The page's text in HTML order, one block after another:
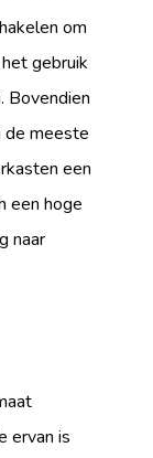
om
gebruik
Bovendien
de meeste
een
een hoge
naar
ervan is